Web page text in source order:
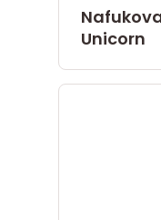
Unicorn